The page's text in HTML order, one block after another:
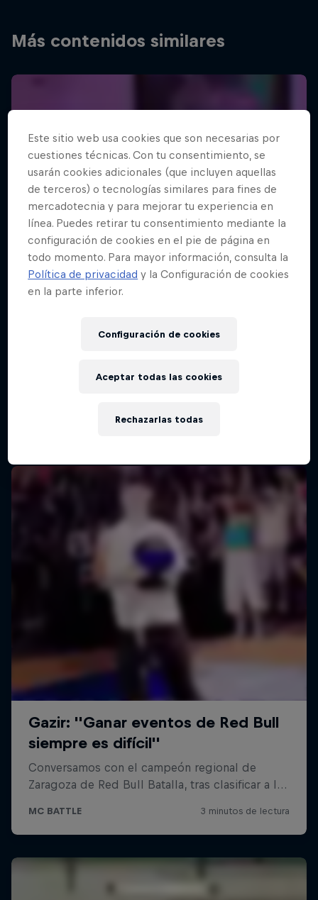
Más contenidos similares
Este sitio web usa cookies que son necesarias por
cuestiones técnicas. Con tu consentimiento, se
usarán cookies adicionales (que incluyen aquellas
de terceros) o tecnologías similares para fines de
mercadotecnia y para mejorar tu experiencia en
línea. Puedes retirar tu consentimiento mediante la
configuración de cookies en el pie de página en
todo momento. Para mayor información, consulta la
Política de privacidad y la Configuración de cookies
en la parte inferior.
Configuración de cookies
Rechazarlas todas
Aceptar todas las cookies